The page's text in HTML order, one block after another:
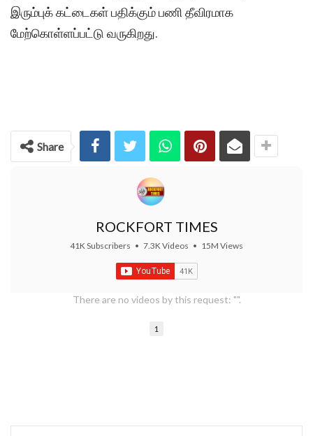
இரும்புக் கட்டைகள் பதிக்கும் பணி தீவிரமாக
மேற்கொள்ளப்பட்டு வருகிறது.
Share
ROCKFORT TIMES
41K Subscribers • 7.3K Videos • 15M Views
There are no videos by this request: "".
1